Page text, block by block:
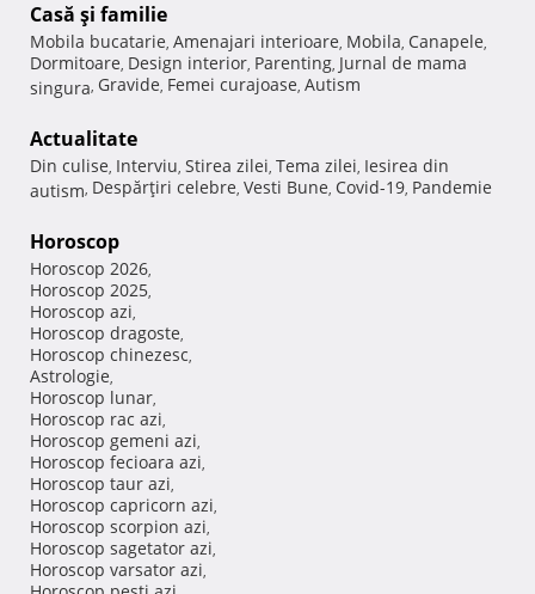
Casă şi familie
Mobila bucatarie, Amenajari interioare, Mobila, Canapele,
Dormitoare, Design interior, Parenting, Jurnal de mama
singura, Gravide, Femei curajoase, Autism
Actualitate
Din culise, Interviu, Stirea zilei, Tema zilei, Iesirea din
autism, Despărţiri celebre, Vesti Bune, Covid-19, Pandemie
Horoscop
Horoscop 2026,
Horoscop 2025,
Horoscop azi,
Horoscop dragoste,
Horoscop chinezesc,
Astrologie,
Horoscop lunar,
Horoscop rac azi,
Horoscop gemeni azi,
Horoscop fecioara azi,
Horoscop taur azi,
Horoscop capricorn azi,
Horoscop scorpion azi,
Horoscop sagetator azi,
Horoscop varsator azi,